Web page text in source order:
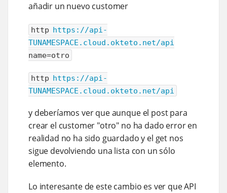
añadir un nuevo customer
http https://api-
TUNAMESPACE.cloud.okteto.net/api
name=otro
http https://api-
TUNAMESPACE.cloud.okteto.net/api
y deberíamos ver que aunque el post para
crear el customer "otro" no ha dado error en
realidad no ha sido guardado y el get nos
sigue devolviendo una lista con un sólo
elemento.
Lo interesante de este cambio es ver que API